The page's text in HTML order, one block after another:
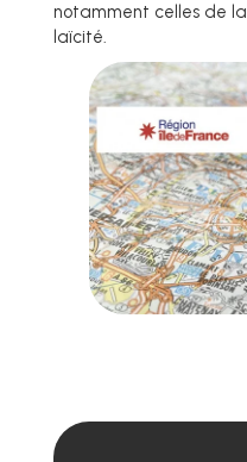
notamment celles de
laïcité.